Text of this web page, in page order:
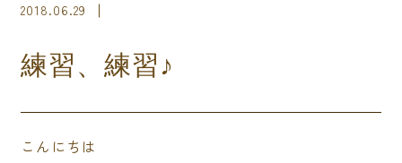
2018.06.29
練習、練習♪
こんにちは